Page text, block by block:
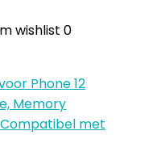
wishlist 0